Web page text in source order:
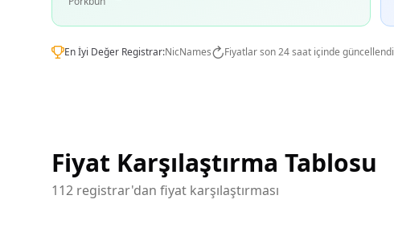
En İyi Değer Registrar:NicNames Fiyatlar son 24 saat içinde güncellendi
Fiyat Karşılaştırma Tablosu
112 registrar'dan fiyat karşılaştırması